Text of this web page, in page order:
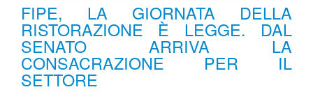
FIPE, LA GIORNATA DELLA
RISTORAZIONE È LEGGE. DAL
SENATO ARRIVA LA
CONSACRAZIONE PER IL
SETTORE